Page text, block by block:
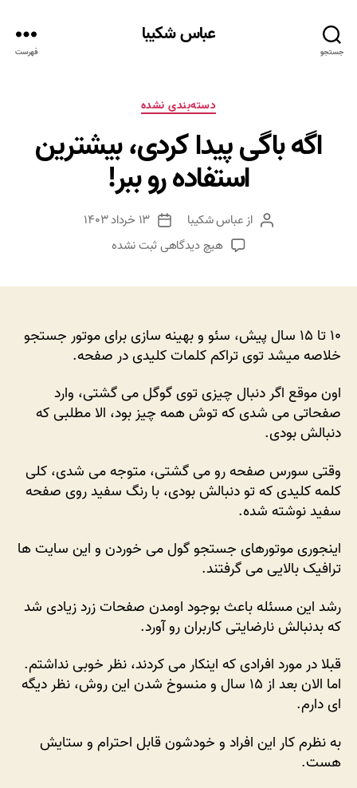
جستجو
عباس شکیبا
فهرست
دسته‌ها
دسته‌بندی نشده
اگه باگی پیدا کردی، بیشترین
استفاده رو ببر!
نویسنده
نوشته
از عباس شکیبا
تاریخ
نوشته
۱۳ خرداد ۱۴۰۳
هیچ دیدگاهیبرای
بیشترین
استفاده
رو
ببر!
ثبت نشده
۱۰ تا ۱۵ سال پیش، سئو و بهینه سازی برای موتور جستجو
خلاصه میشد توی تراکم کلمات کلیدی در صفحه.
اون موقع اگر دنبال چیزی توی گوگل می گشتی، وارد
صفحاتی می شدی که توش همه چیز بود، الا مطلبی که
دنبالش بودی.
وقتی سورس صفحه رو می گشتی، متوجه می شدی، کلی
کلمه کلیدی که تو دنبالش بودی، با رنگ سفید روی صفحه
سفید نوشته شده.
اینجوری موتورهای جستجو گول می خوردن و این سایت ها
ترافیک بالایی می گرفتند.
رشد این مسئله باعث بوجود اومدن صفحات زرد زیادی شد
که بدنبالش نارضایتی کاربران رو آورد.
قبلا در مورد افرادی که اینکار می کردند، نظر خوبی نداشتم.
اما الان بعد از ۱۵ سال و منسوخ شدن این روش، نظر دیگه
ای دارم.
به نظرم کار این افراد و خودشون قابل احترام و ستایش
هست.